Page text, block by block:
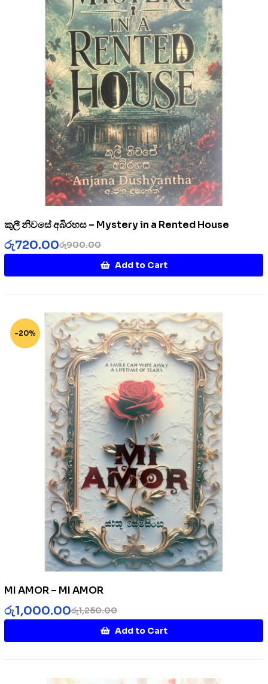
කුලී නිවසේ අබිරහස – Mystery in a Rented House
රු900.00
රු720.00
Add to Cart
-20%
MI AMOR – MI AMOR
රු1,250.00
රු1,000.00
Add to Cart